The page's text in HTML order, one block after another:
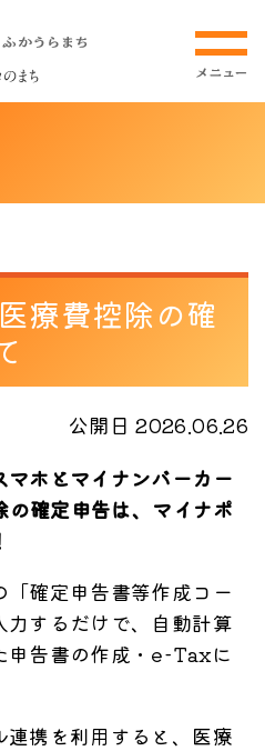
療費控除の確
公開日 2026.06.26
ホとマイナンバーカー
確定申告は、マイナポ
確定申告書等作成コー
するだけで、自動計算
申告書の作成・e-Taxに
携を利用すると、医療